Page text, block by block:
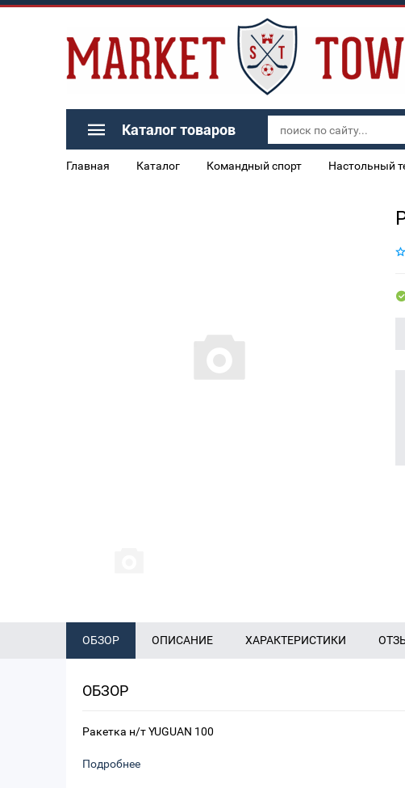
Каталог товаров
Главная Каталог Командный спорт Настольный
ОБЗОР ОПИСАНИЕ ХАРАКТЕРИСТИКИ
ОБЗОР
Ракетка н/т YUGUAN 100
Подробнее